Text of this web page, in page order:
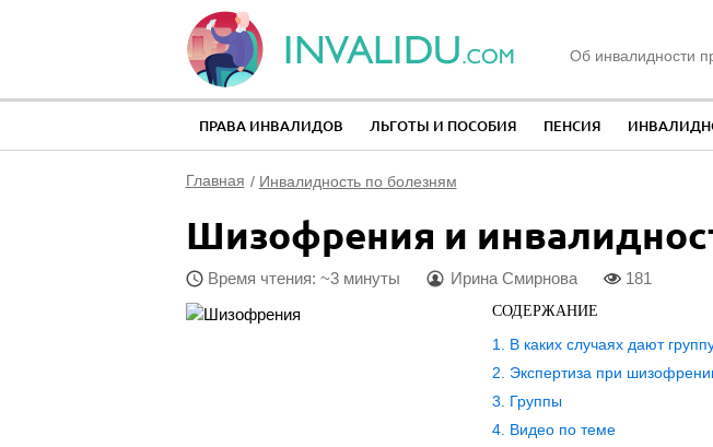
Об инвалидности
ПРАВА ИНВАЛИДОВ ЛЬГОТЫ И ПОСОБИЯ ПЕНСИЯ
Главная Инвалидность по болезням
Шизофрения и
Время чтения: ~3 минуты Ирина Смирнова 181
СОДЕРЖАНИЕ
В каких случаях дают
Экспертиза при
Группы
Видео по теме